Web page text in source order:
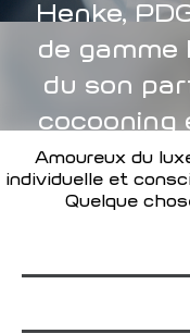
Henke,
de gamme
du son
cocooning
Amoureux du
individuelle et
Quelque